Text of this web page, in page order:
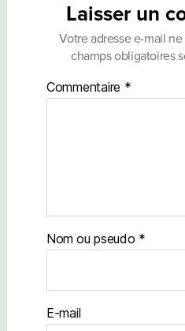
Laisser un
Votre adresse e-mail
champs obligatoires
Commentaire *
Nom
E-mail